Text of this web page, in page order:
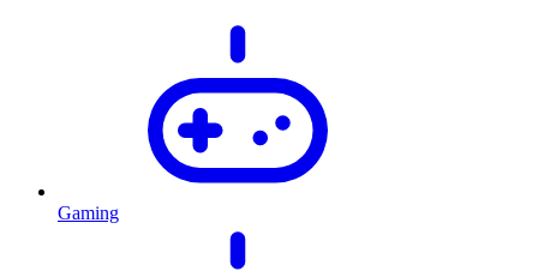
Gaming